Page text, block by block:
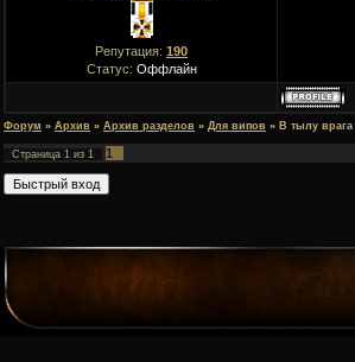
Репутация: 190
Статус: Оффлайн
Форум » Архив » Архив разделов » Для випов » В тылу врага
Страница 1 из 1 1